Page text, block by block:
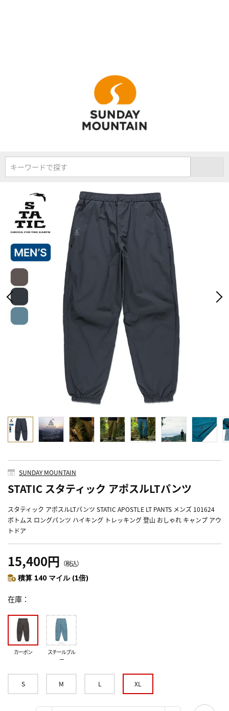
キーワードで探す
SUNDAY MOUNTAIN
STATIC スタティック アポスルLTパンツ
スタティック アポスルLTパンツ STATIC APOSTLE LT PANTS メンズ 101624
ボトムス ロングパンツ ハイキング トレッキング 登山 おしゃれ キャンプ アウ
トドア
15,400円 （税込）
積算 140 マイル (1倍)
在庫
カーボン
スチールブル
ー
S M L XL